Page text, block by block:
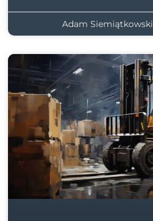
Adam Siemiątkowski